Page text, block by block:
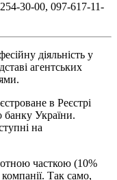
30-00, 097-617-11-
діяльність у
агентських
в Реєстрі
банку України.
на
часткою (10%
Так само,